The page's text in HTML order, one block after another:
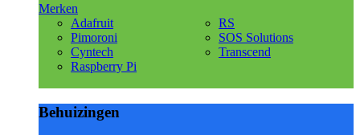
Merken
Adafruit
Pimoroni
Cyntech
Raspberry Pi
RS
SOS Solutions
Transcend
Behuizingen